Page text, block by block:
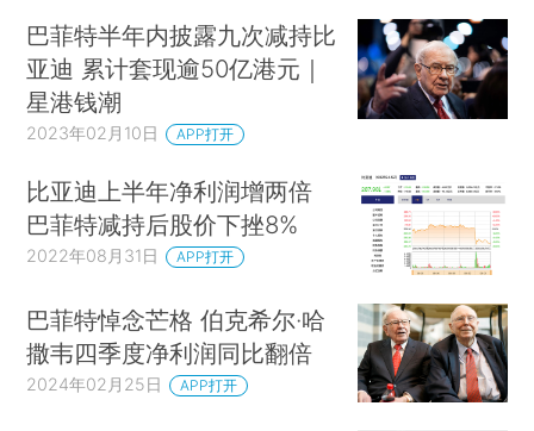
巴菲特半年内披露九次减持比
亚迪 累计套现逾50亿港元｜
星港钱潮
2023年02月10日 APP打开
比亚迪上半年净利润增两倍
巴菲特减持后股价下挫8%
2022年08月31日 APP打开
巴菲特悼念芒格 伯克希尔·哈
撒韦四季度净利润同比翻倍
2024年02月25日 APP打开